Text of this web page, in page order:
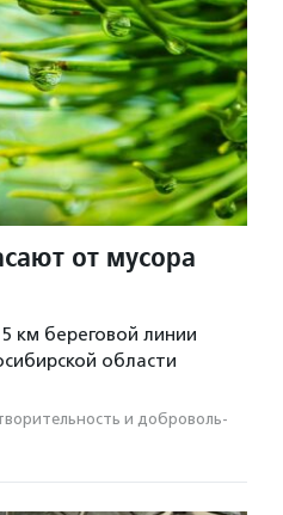
от мусора
км береговой линии
области
и доброволь­